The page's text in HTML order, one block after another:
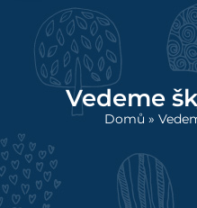
Vedeme
Domů »